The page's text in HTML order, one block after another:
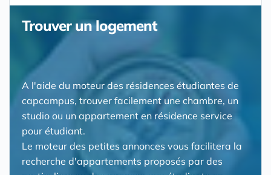
Trouver un logement
A l'aide du moteur des résidences étudiantes de
capcampus, trouver facilement une chambre, un
studio ou un appartement en résidence service
pour étudiant.
Le moteur des petites annonces vous facilitera la
recherche d'appartements proposés par des